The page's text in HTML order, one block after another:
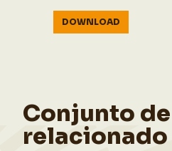
DOWNLOAD
Conjunto
relacionado